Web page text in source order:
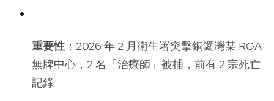
重要性 ：2026 年 2 月衛生署突擊銅鑼灣某 RGA
無牌中心，2 名「治療師」被捕，前有 2 宗死亡
記錄